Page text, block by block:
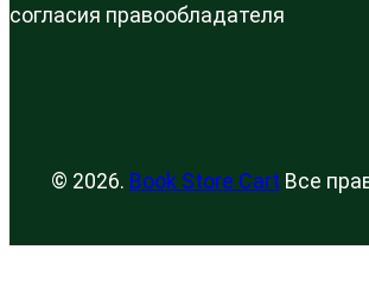
согласия правообладателя
© 2026. Book Store Cart Все